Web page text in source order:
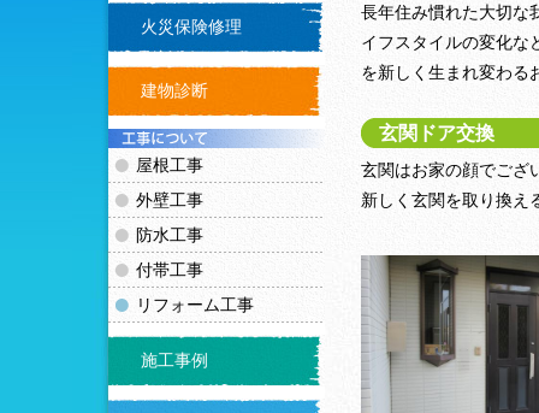
火災保険修理
建物診断
屋根工事
外壁工事
防水工事
付帯工事
リフォーム工事
施工事例
長年住み慣れた大切な
イフスタイルの変化な
を新しく生まれ変わる
玄関ドア交換
玄関はお家の顔でござ
新しく玄関を取り換え